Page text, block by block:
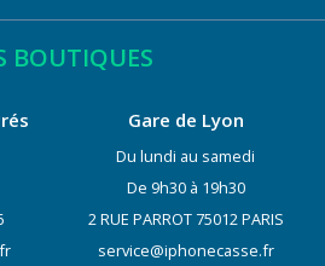
BOUTIQUES
Gare de Lyon
Du lundi au samedi
De 9h30 à 19h30
2 RUE PARROT 75012 PARIS
service@iphonecasse.fr